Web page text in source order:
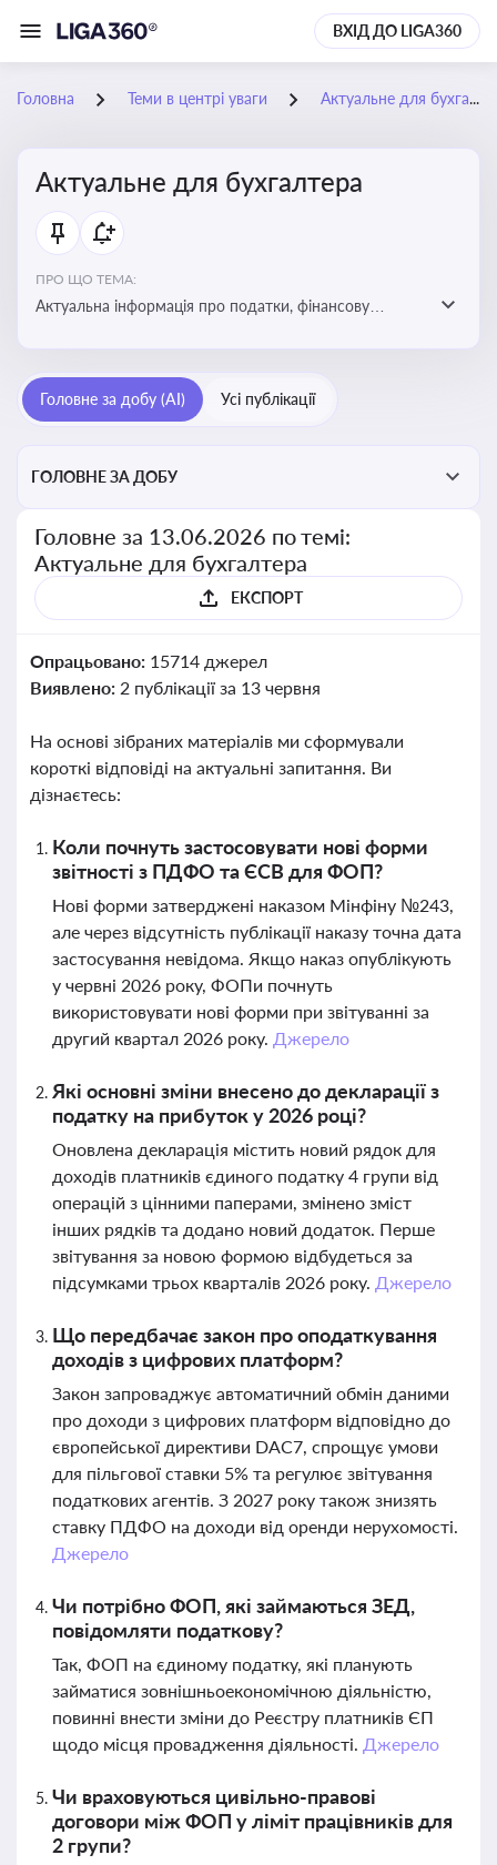
ВХІД ДО LIGA360
Головна Теми в центрі уваги Актуальне для бухгалтера
Актуальне для бухгалтера
ПРО ЩО ТЕМА:
Актуальна інформація про податки, фінансову
підприємств
Головне за добу (AI) Усі публікації
ГОЛОВНЕ ЗА ДОБУ
Головне за 13.06.2026 по темі:
Актуальне для бухгалтера
ЕКСПОРТ
Опрацьовано: 15714 джерел
Виявлено: 2 публікації за 13 червня
На основі зібраних матеріалів ми сформували
короткі відповіді на актуальні запитання. Ви
дізнаєтесь:
Коли почнуть застосовувати нові форми
звітності з ПДФО та ЄСВ для ФОП?
Нові форми затверджені наказом Мінфіну №243,
але через відсутність публікації наказу точна дата
застосування невідома. Якщо наказ опублікують
у червні 2026 року, ФОПи почнуть
використовувати нові форми при звітуванні за
другий квартал 2026 року. Джерело
Які основні зміни внесено до декларації з
податку на прибуток у 2026 році?
Оновлена декларація містить новий рядок для
доходів платників єдиного податку 4 групи від
операцій з цінними паперами, змінено зміст
інших рядків та додано новий додаток. Перше
звітування за новою формою відбудеться за
підсумками трьох кварталів 2026 року. Джерело
Що передбачає закон про оподаткування
доходів з цифрових платформ?
Закон запроваджує автоматичний обмін даними
про доходи з цифрових платформ відповідно до
європейської директиви DAC7, спрощує умови
для пільгової ставки 5% та регулює звітування
податкових агентів. З 2027 року також знизять
ставку ПДФО на доходи від оренди нерухомості.
Джерело
Чи потрібно ФОП, які займаються ЗЕД,
повідомляти податкову?
Так, ФОП на єдиному податку, які планують
займатися зовнішньоекономічною діяльністю,
повинні внести зміни до Реєстру платників ЄП
щодо місця провадження діяльності. Джерело
Чи враховуються цивільно-правові
договори між ФОП у ліміт працівників для
2 групи?